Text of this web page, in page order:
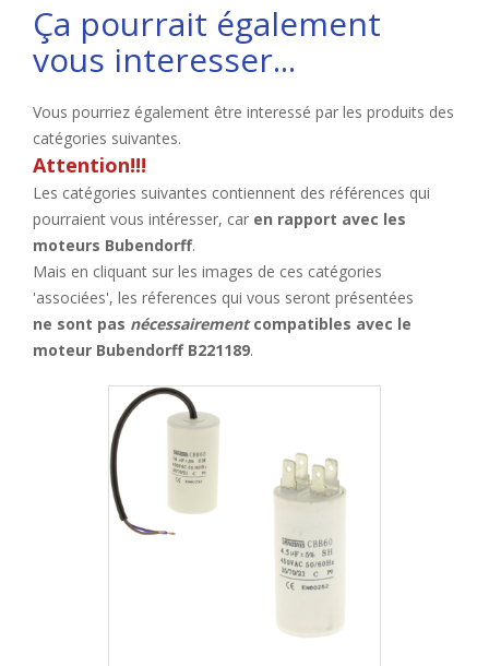
Ça pourrait également
vous interesser...
Vous pourriez également être interessé par les produits des
catégories suivantes.
Attention!!!
Les catégories suivantes contiennent des références qui
pourraient vous intéresser, car en rapport avec les
moteurs Bubendorff.
Mais en cliquant sur les images de ces catégories
'associées', les réferences qui vous seront présentées
ne sont pas nécessairementcompatibles avec le
moteur Bubendorff B221189.